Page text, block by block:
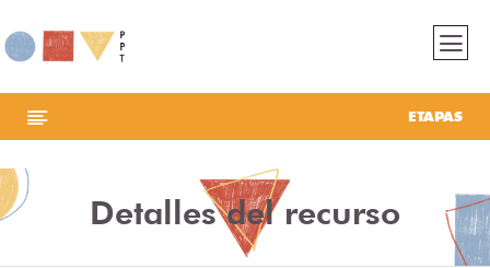
ETAPAS
Detalles del recurso